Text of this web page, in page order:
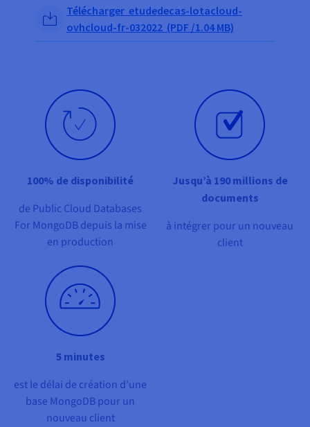
Disponibilités par régions
Roadmap & Changelog
Roadmap & Changelog
Share on Facebook
Share on Twitter
Share on Linkedin
Télécharger etudedecas-lotacloud-
ovhcloud-fr-032022 (PDF /1.04 MB)
100% de disponibilité
de Public Cloud Databases
For MongoDB depuis la mise
en production
Jusqu’à 190 millions de
documents
à intégrer pour un nouveau
client
5 minutes
est le délai de création d’une
base MongoDB pour un
nouveau client